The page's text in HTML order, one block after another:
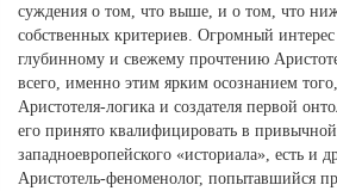
суждения о том, что выше, и о том, что
собственных критериев. Огромный интерес
глубинному и свежему прочтению
всего, именно этим ярким осознанием
Аристотеля-логика и создателя первой
его принято квалифицировать в
западноевропейского «историала», есть и
Аристотель-феноменолог, попытавшийся